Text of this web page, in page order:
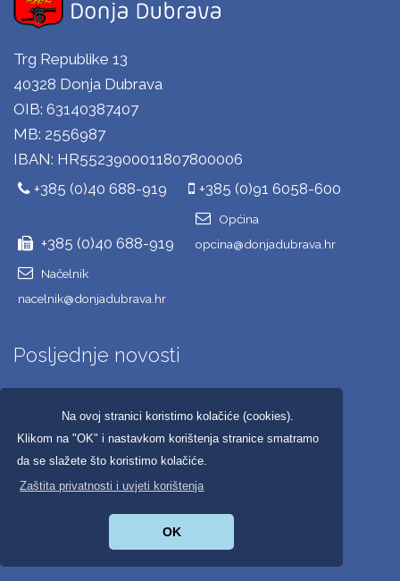
Na ovoj stranici koristimo kolačiće (cookies).
Klikom na "OK" i nastavkom korištenja stranice smatramo
da se slažete što koristimo kolačiće.
Zaštita privatnosti i uvjeti korištenja
OK
Trg Republike 13
40328 Donja Dubrava
OIB: 63140387407
MB: 2556987
IBAN: HR5523900011807800006
+385 (0)40 688-919
+385 (0)91 6058-600
+385 (0)40 688-919
Općina
opcina@donjadubrava.hr
Načelnik
nacelnik@donjadubrava.hr
Posljednje novosti
Branitelji Dan pobjede obilježili spustom starim t ...
Čestitka načelnika Vidovića povodom Dana pobjede i ...
Čestitka braniteljima Nevena Lisjaka